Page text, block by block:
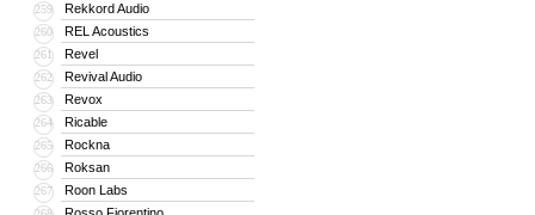
259 Rekkord Audio
260 REL Acoustics
261 Revel
262 Revival Audio
263 Revox
264 Ricable
265 Rockna
266 Roksan
267 Roon Labs